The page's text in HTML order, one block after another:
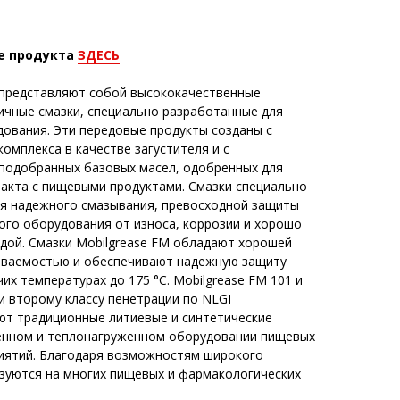
продукта ЗДЕСЬ
собой высококачественные
смазки, специально разработанные для
Эти передовые продукты созданы с
в качестве загустителя и с
базовых масел, одобренных для
с пищевыми продуктами. Смазки специально
надежного смазывания, превосходной защиты
оборудования от износа, коррозии и хорошо
Смазки Mobilgrease FM обладают хорошей
и обеспечивают надежную защиту
температурах до 175 °С. Mobilgrease FM 101 и
второму классу пенетрации по NLGI
традиционные литиевые и синтетические
и теплонагруженном оборудовании пищевых
Благодаря возможностям широкого
на многих пищевых и фармакологических